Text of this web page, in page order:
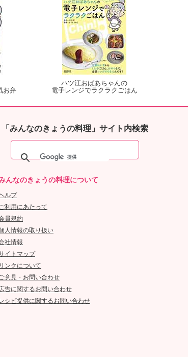
お弁
ハツ江おばあちゃんの
電子レンジでラクラクごはん
「みんなのきょうの料理」サイト内検索
んなのきょうの料理について
ルプ
利用にあたって
員規約
人情報の取り扱い
社情報
イトマップ
リンクについて
意見・お問い合わせ
告に関するお問い合わせ
シピ提供に関するお問い合わせ